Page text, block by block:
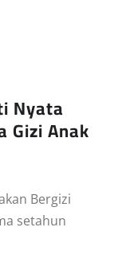
Nyata
Gizi Anak
Bergizi
setahun